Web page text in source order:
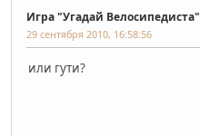
Игра "Угадай Велосипедиста"
29 сентября 2010, 16:58:56
или гути?